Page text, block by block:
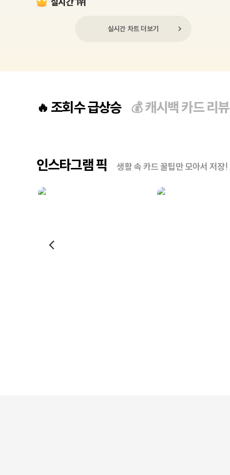
실시간 차트 더보기
🔥 조회수 급상승 💰캐시백 카드 리뷰
인스타그램 픽 생활 속 카드 꿀팁만 모아서 저장!